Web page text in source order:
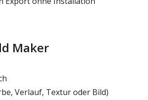
Maker
Verlauf, Textur oder Bild)